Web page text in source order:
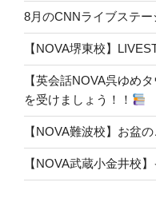
8月のCNNライブステー
【NOVA堺東校】
【英会話NOVA呉ゆめ
を受けましょう！！
【NOVA難波校】お盆
【NOVA武蔵小金井校